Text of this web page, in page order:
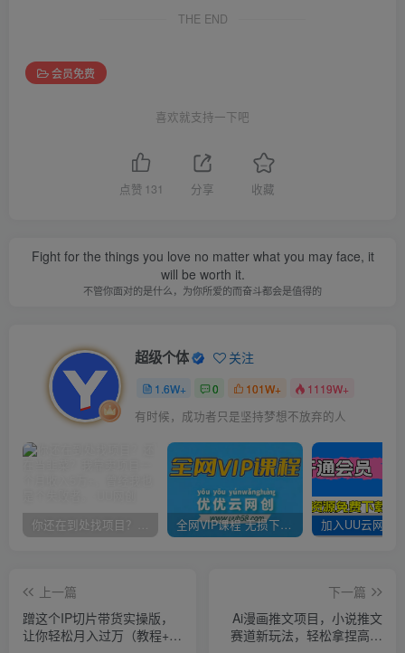
THE END
会员免费
喜欢就支持一下吧
点赞 131 分享 收藏
Fight for the things you love no matter what you may face, it
will be worth it.
不管你面对的是什么，为你所爱的而奋斗都会是值得的
超级个体 关注
1.6W+ 0 101W+ 1119W+
有时候，成功者只是坚持梦想不放弃的人
你还在到处找项目？还在当韭菜？我靠卖项目一个月收入5万+，曾经我也是个失败者。 全网VIP课程 无损下载~
上一篇
蹭这个IP切片带货实操版，
让你轻松月入过万（教程+素
下一篇
Ai漫画推文项目，小说推文
赛道新玩法，轻松拿捏高收